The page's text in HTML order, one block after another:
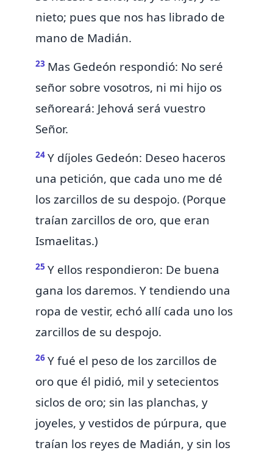
nieto; pues que nos has librado de
mano de Madián.
23 Mas Gedeón respondió: No seré
señor sobre vosotros, ni mi hijo os
señoreará: Jehová será vuestro
Señor.
24 Y díjoles Gedeón: Deseo haceros
una petición, que cada uno me dé
los zarcillos de su despojo. (Porque
traían zarcillos de oro, que eran
Ismaelitas.)
25 Y ellos respondieron: De buena
gana los daremos. Y tendiendo una
ropa de vestir, echó allí cada uno los
zarcillos de su despojo.
26 Y fué el peso de los zarcillos de
oro que él pidió, mil y setecientos
siclos de oro; sin las planchas, y
joyeles, yvestidos de púrpura, que
traían los reyes de Madián, y sin los